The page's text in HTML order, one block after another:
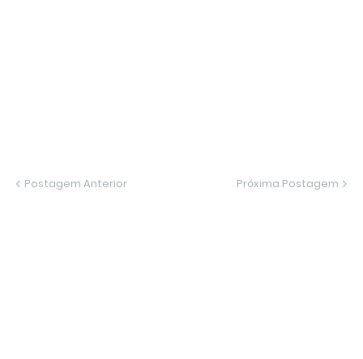
Postagem Anterior Próxima Postagem